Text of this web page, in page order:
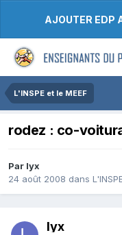
AJOUTER EDP
L'INSPE et le MEEF
rodez : co-
Par lyx
24 août 2008 dans
lyx